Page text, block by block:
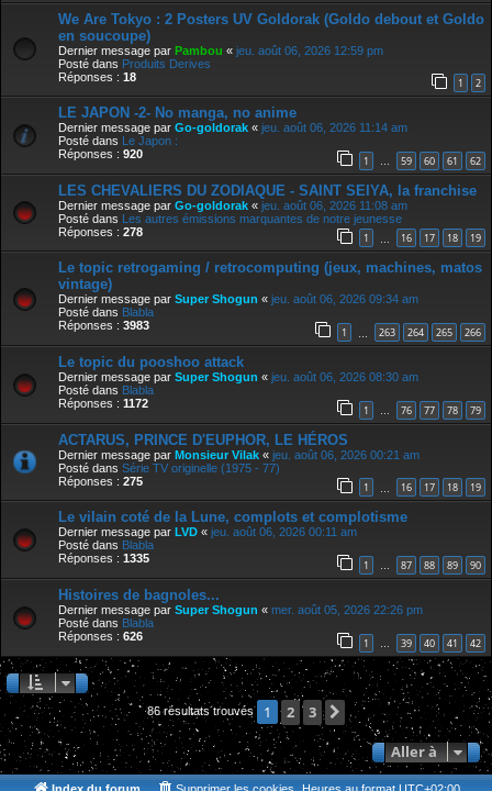
We Are Tokyo : 2 Posters UV Goldorak (Goldo debout et Goldo
en soucoupe)
Dernier message par Pambou « jeu. août 06, 2026 12:59 pm
Posté dans Produits Derives
Réponses : 18 1 2
LE JAPON -2- No manga, no anime
Dernier message par Go-goldorak « jeu. août 06, 2026 11:14 am
Posté dans Le Japon :
Réponses : 920 1 … 59 60 61 62
LES CHEVALIERS DU ZODIAQUE - SAINT SEIYA, la franchise
Dernier message par Go-goldorak « jeu. août 06, 2026 11:08 am
Posté dans Les autres émissions marquantes de notre jeunesse
Réponses : 278 1 16 17 18 19
Le topic retrogaming / retrocomputing (jeux, machines, matos
vintage)
Dernier message par Super Shogun « jeu. août 06, 2026 09:34 am
Posté dans Blabla
Réponses : 3983 1 263 264 265 266
Le topic du pooshoo attack
Dernier message par Super Shogun « jeu. août 06, 2026 08:30 am
Posté dans Blabla
Réponses : 1172 1 … 76 77 78 79
ACTARUS, PRINCE D'EUPHOR, LE HÉROS
Dernier message par Monsieur Vilak « jeu. août 06, 2026 00:21 am
Posté dans Série TV originelle (1975 - 77)
Réponses : 275 1 16 17 18 19
Le vilain coté de la Lune, complots et complotisme
Dernier message par LVD « jeu. août 06, 2026 00:11 am
Posté dans Blabla
Réponses : 1335 1 … 87 88 89 90
Histoires de bagnoles...
Dernier message par Super Shogun « mer. août 05, 2026 22:26 pm
Posté dans Blabla
Réponses : 626 1 … 39 40 41 42
86 résultats trouvés 1 2 3
Suivante
Aller à